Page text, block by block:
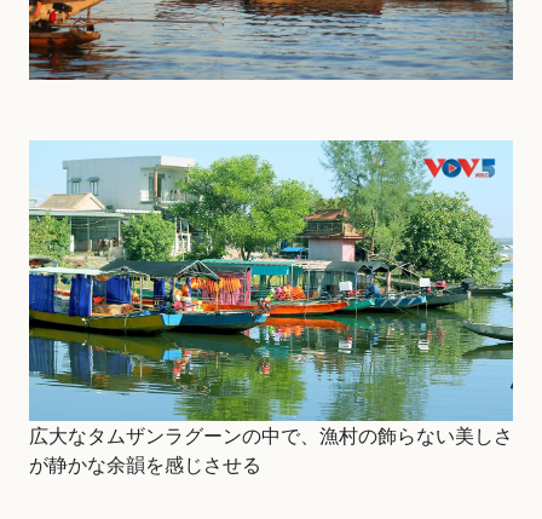
広大なタムザンラグーンの中で、漁村の飾らない美しさ
が静かな余韻を感じさせる